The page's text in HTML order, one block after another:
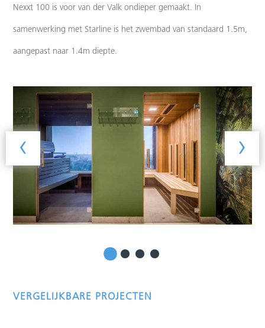
Nexxt 100 is voor van der Valk ondieper gemaakt. In
samenwerking met Starline is het zwembad van standaard 1.5m,
aangepast naar 1.4m diepte.
‹ ›
VERGELIJKBARE PROJECTEN